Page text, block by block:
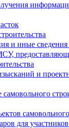
и иные сведения
и
для участников